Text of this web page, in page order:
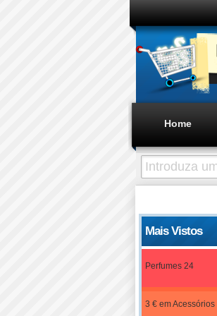
Home
Mais Vistos
Perfumes 24
3 € em Acessórios